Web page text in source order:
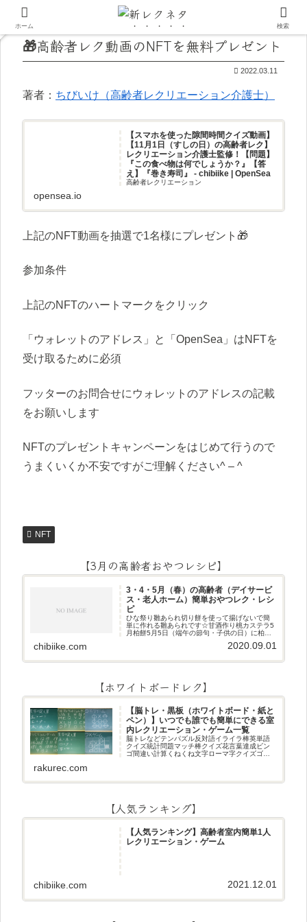
🎁高齢者レク動画のNFTを無料プレゼント
2022.03.11
著者： ちびいけ（高齢者レクリエーション介護士）
【スマホを使った隙間時間クイズ動画】
【11月1日（すしの日）の高齢者レク】
レクリエーション介護士監修！【問題】
『この食べ物は何でしょうか？』【答
え】『巻き寿司』 - chibiike | OpenSea
高齢者レクリエーション
opensea.io
上記のNFT動画を抽選で1名様にプレゼント🎁
参加条件
上記のNFTのハートマークをクリック
「ウォレットのアドレス」と「OpenSea」はNFTを
受け取るために必須
フッターのお問合せにウォレットのアドレスの記載
をお願いします
NFTのプレゼントキャンペーンをはじめて行うので
うまくいくか不安ですがご理解ください^ – ^
NFT
【3月の高齢者おやつレシピ】
3・4・5月（春）の高齢者（デイサービ
ス・老人ホーム）簡単おやつレク・レシ
ピ
ひな祭り雛あられ切り餅を使って揚げないで簡
単に作れる雛あられです☆甘酒作り桃カステラ5
月柏餅5月5日（端午の節句・子供の日）に柏餅
日）にちまき作りです☆ほうじ茶プリン抹茶パ
chibiike.com 2020.09.01
【ホワイトボードレク】
【脳トレ・黒板（ホワイトボード・紙と
ペン）】いつでも誰でも簡単にできる室
内レクリエーション・ゲーム一覧
脳トレなどテンパズル反対語イライラ棒英単語
クイズ統計問題マッチ棒クイズ花言葉達成ビン
ゴ間違い計算くねくね文字ローマ字クイズゴロ
rakurec.com
【人気ランキング】
【人気ランキング】高齢者室内簡単1人
レクリエーション・ゲーム
chibiike.com 2021.12.01
ホーム 検索